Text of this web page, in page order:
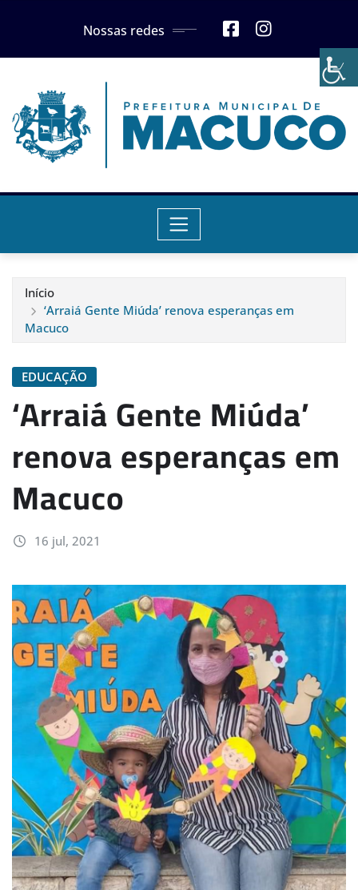
Nossas redes
Início
‘Arraiá Gente Miúda’ renova esperanças em
Macuco
EDUCAÇÃO
‘Arraiá Gente Miúda’
renova esperanças em
Macuco
16 jul, 2021